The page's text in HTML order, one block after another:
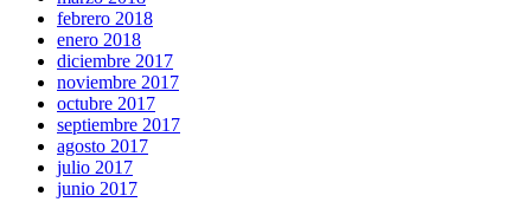
febrero 2018
enero 2018
diciembre 2017
noviembre 2017
octubre 2017
septiembre 2017
agosto 2017
julio 2017
junio 2017